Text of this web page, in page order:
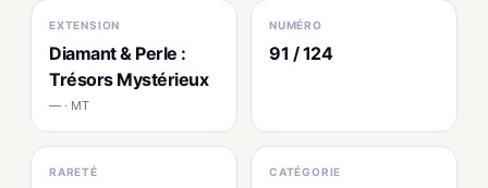
EXTENSION
Diamant & Perle :
Trésors Mystérieux
— · MT
NUMÉRO
91 / 124
RARETÉ CATÉGORIE